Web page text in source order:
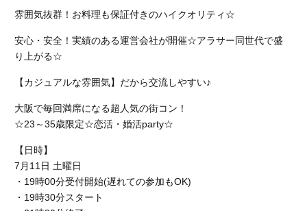
雰囲気抜群！お料理も保証付きのハイクオリティ☆
安心・安全！実績のある運営会社が開催☆アラサー同世代で盛
り上がる☆
【カジュアルな雰囲気】だから交流しやすい♪
大阪で毎回満席になる超人気の街コン！
☆23～35歳限定☆恋活・婚活party☆
【日時】
7月11日 土曜日
・19時00分受付開始(遅れての参加もOK)
・19時30分スタート